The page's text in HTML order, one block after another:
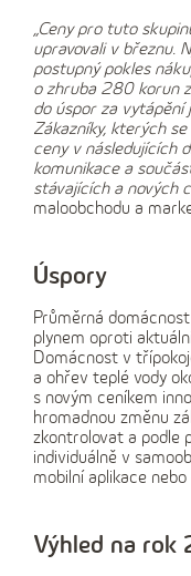
„Ceny pro tuto
upravovali v březnu.
postupný pokles
o zhruba 280 korun
do úspor za vytápění
Zákazníky, kterých
ceny v následujících
komunikace a
stávajících a nových
maloobchodu a
Úspory
Průměrná
plynem oproti
Domácnost v
a ohřev teplé vody
s novým ceníkem
hromadnou změnu
zkontrolovat a podle
individuálně v
mobilní aplikace
Výhled na rok